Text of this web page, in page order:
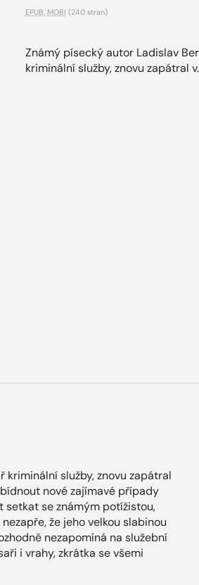
EPUB MOBI (240 stran)
Známý písecký autor Ladislav
kriminální služby, znovu zapátral
služby, znovu zapátral
nové zajímavé případy
setkat se známým potížistou,
že jeho velkou slabinou
nezapomíná na služební
i vrahy, zkrátka se všemi